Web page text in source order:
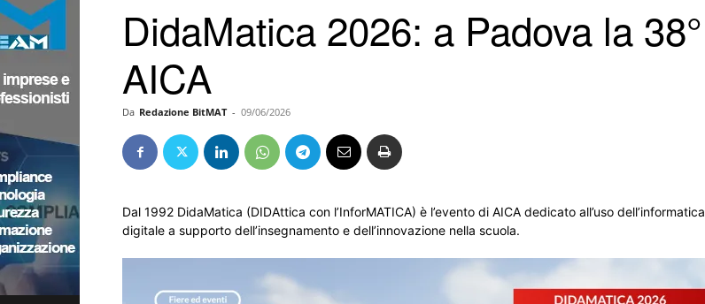
DidaMatica 2026: a Padova la
AICA
Da Redazione BitMAT - 09/06/2026
Dal 1992 DidaMatica (DIDAttica con l’InforMATICA) è l’evento di AICA dedicato all’uso
digitale a supporto dell’insegnamento e dell’innovazione nella scuola.